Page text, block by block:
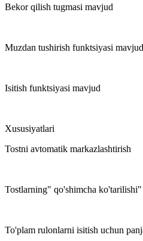
Bekor qilish tugmasi mavjud
Muzdan tushirish funktsiyasi mavjud
Isitish funktsiyasi mavjud
Xususiyatlari
Tostni avtomatik markazlashtirish
Tostlarning" qo'shimcha ko'tarilishi"
To'plam rulonlarni isitish uchun